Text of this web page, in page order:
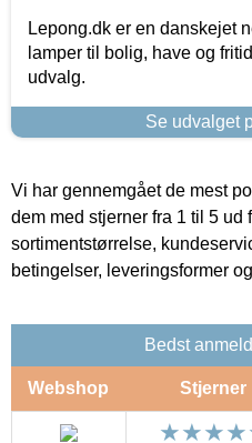
Lepong.dk er en danskejet
lamper til bolig, have og
udvalg.
Se udvalget
Vi har gennemgået de mest
dem med stjerner fra 1 til 5 ud
sortimentstørrelse,
betingelser, leveringsformer
Bedst
Webshop Stjerner